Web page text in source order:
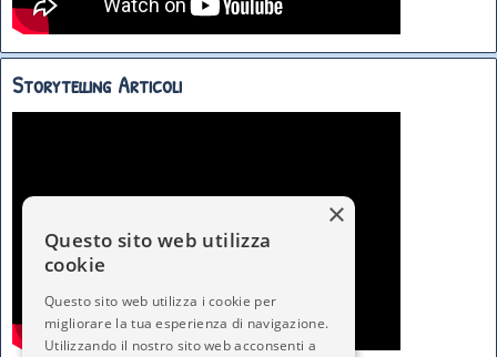
Storytelling Articoli
×
Questo sito web utilizza
cookie
Questo sito web utilizza i cookie per
migliorare la tua esperienza di navigazione.
Utilizzando il nostro sito web acconsenti a